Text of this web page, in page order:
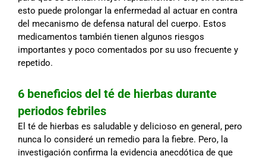
esto puede prolongar la enfermedad al actuar en contra
del mecanismo de defensa natural del cuerpo. Estos
medicamentos también tienen algunos riesgos
importantes y poco comentados por su uso frecuente y
repetido.
6 beneficios del té de hierbas durante
periodos febriles
El té de hierbas es saludable y delicioso en general, pero
nunca lo consideré un remedio para la fiebre. Pero, la
investigación confirma la evidencia anecdótica de que